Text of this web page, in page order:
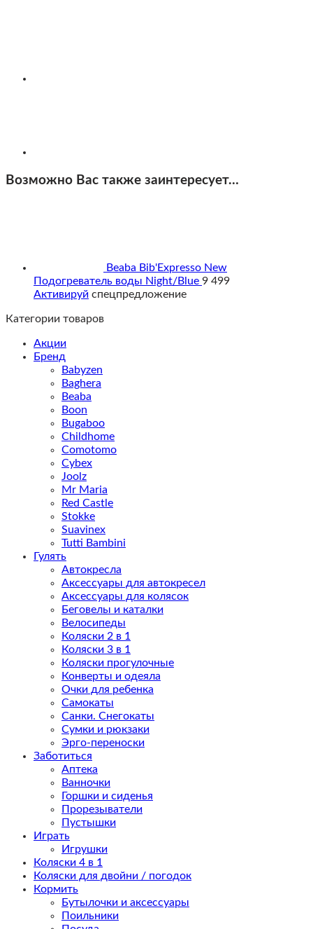
Возможно Вас также заинтересует…
Beaba Bib'Expresso New
Подогреватель воды Night/Blue 9 499
Активируй спецпредложение
Категории товаров
Акции
Бренд
Babyzen
Baghera
Beaba
Boon
Bugaboo
Childhome
Comotomo
Cybex
Joolz
Mr Maria
Red Castle
Stokke
Suavinex
Tutti Bambini
Гулять
Автокресла
Аксессуары для автокресел
Аксессуары для колясок
Беговелы и каталки
Велосипеды
Коляски 2 в 1
Коляски 3 в 1
Коляски прогулочные
Конверты и одеяла
Очки для ребенка
Самокаты
Санки. Снегокаты
Сумки и рюкзаки
Эрго-переноски
Заботиться
Аптека
Ванночки
Горшки и сиденья
Прорезыватели
Пустышки
Играть
Игрушки
Коляски 4 в 1
Коляски для двойни / погодок
Кормить
Бутылочки и аксессуары
Поильники